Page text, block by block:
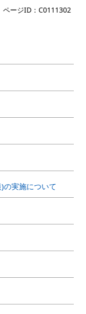
ページID：C0111302
の実施について